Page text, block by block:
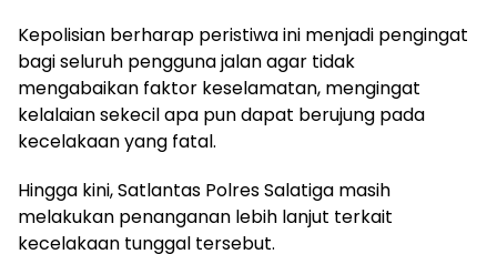
Kepolisian berharap peristiwa ini menjadi pengingat
bagi seluruh pengguna jalan agar tidak
mengabaikan faktor keselamatan, mengingat
kelalaian sekecil apa pun dapat berujung pada
kecelakaan yang fatal.
Hingga kini, Satlantas Polres Salatiga masih
melakukan penanganan lebih lanjut terkait
kecelakaan tunggal tersebut.